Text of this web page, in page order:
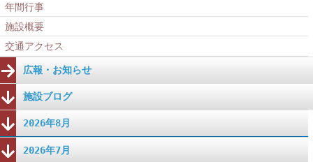
年間行事
施設概要
交通アクセス
広報・お知らせ
施設ブログ
2026年8月
2026年7月